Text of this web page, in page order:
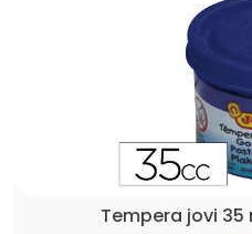
Tempera jovi